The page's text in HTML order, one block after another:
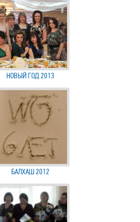
НОВЫЙ ГОД 2013
БАЛХАШ 2012